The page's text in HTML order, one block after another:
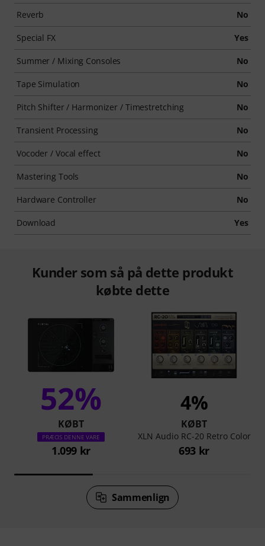
Reverb No
Special FX Yes
Summer / Mixing Consoles No
Tape Simulation No
Pitch Shifter / Harmonizer / Timestretching No
Transient Processing No
Vocoder / Vocal effect No
Mastering Tools No
Hardware Controller No
Download Yes
Kunder som så på dette produkt
købte dette
52%
KØBT
PRÆCIS DENNE VARE
1.099 kr
4%
KØBT
XLN Audio RC-20 Retro Color
693 kr
Sammenlign